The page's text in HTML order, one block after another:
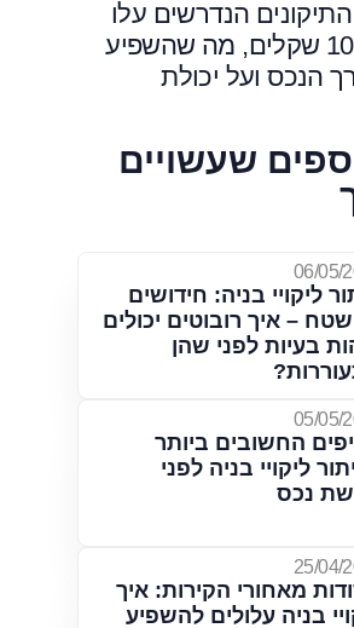
הנדרשים עלו
למעלה מ-100,000 שקלים, מה שהשפיע
הנכס ועל יכולת
שעשויים
06/05/
ליקויי בניה: חידושים
– איך רובוטים יכולים
בעיות לפני שהן
05/05/
החשובים ביותר
ליקויי בניה לפני
נכס
25/04/
מאחורי הקירות: איך
בניה עלולים להשפיע